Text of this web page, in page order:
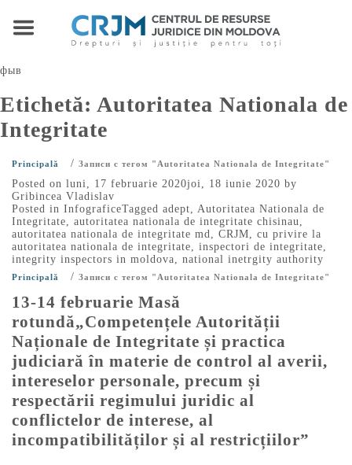
фыв
Etichetă: Autoritatea Nationala de
Integritate
Principală / Записи с тегом "Autoritatea Nationala de Integritate"
Posted on luni, 17 februarie 2020joi, 18 iunie 2020 by
Gribincea Vladislav
Posted in InfograficeTagged adept
Autoritatea Nationala de
Integritate
autoritatea nationala de integritate chisinau
autoritatea nationala de integritate md
CRJM
cu privire la
autoritatea nationala de integritate
inspectori de integritate
integrity inspectors in moldova
national inetrgity authority
Principală / Записи с тегом "Autoritatea Nationala de Integritate"
13-14 februarie Masă
rotundă„Competențele Autorității
Naționale de Integritate și practica
judiciară în materie de control al averii,
intereselor personale, precum și
respectării regimului juridic al
conflictelor de interese, al
incompatibilităților și al restricțiilor”